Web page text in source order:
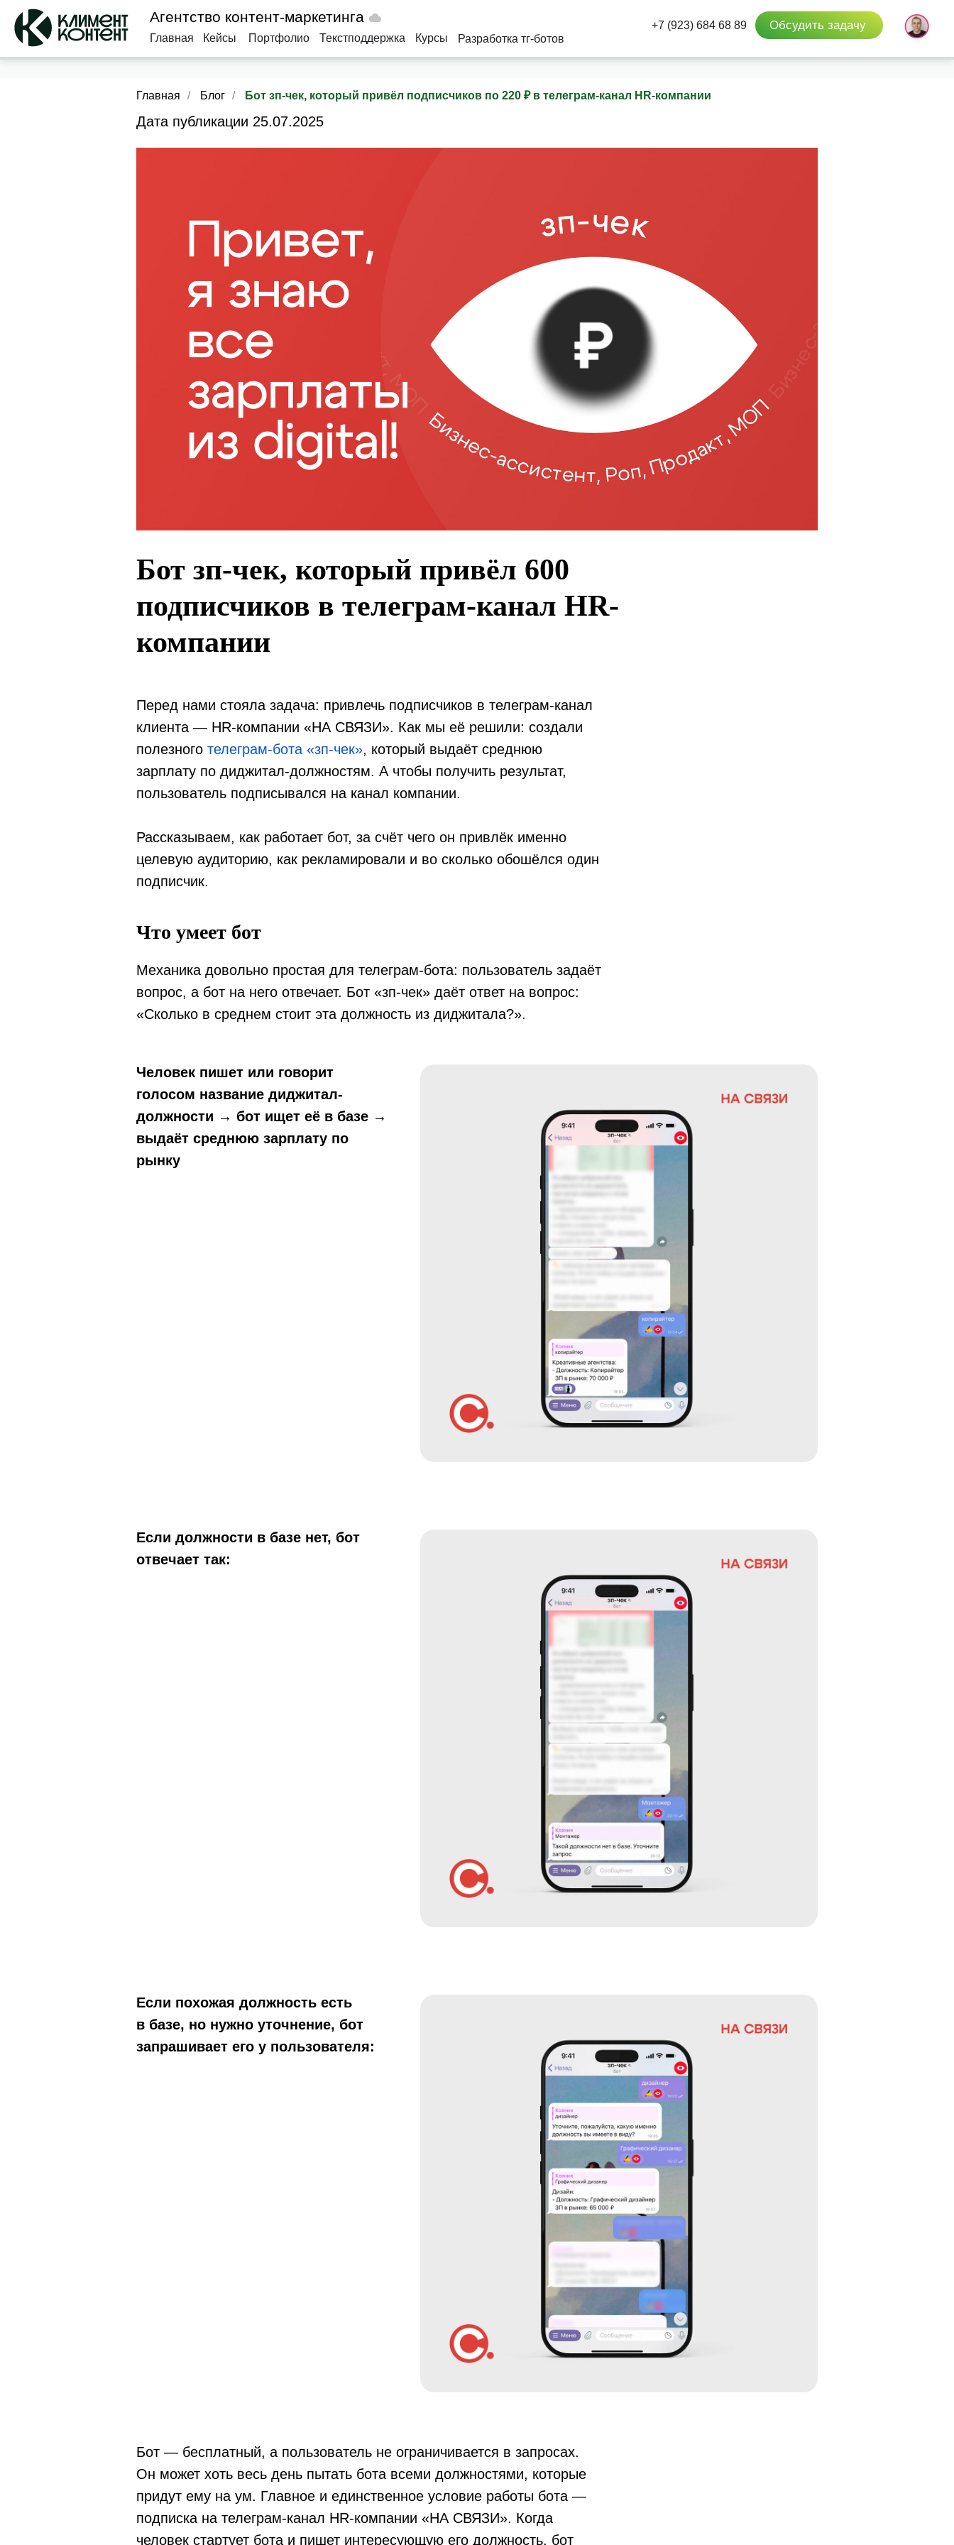
Агентство контент-маркетинга
Главная Кейсы Портфолио Текстподдержка Разработка тг-ботов
Курсы
Обсудить задачу
+7 (923) 684 68 89
Главная / Блог / Бот зп-чек, который привёл подписчиков по 220 ₽ в телеграм-канал HR-компании
Дата публикации 25.07.2025
Бот зп-чек, который привёл 600
подписчиков в телеграм-канал HR-
компании
Перед нами стояла задача: привлечь подписчиков в телеграм-канал
клиента — HR-компании «НА СВЯЗИ». Как мы её решили: создали
полезного телеграм-бота «зп-чек», который выдаёт среднюю
зарплату по диджитал-должностям. А чтобы получить результат,
пользователь подписывался на канал компании.
Рассказываем, как работает бот, за счёт чего он привлёк именно
целевую аудиторию, как рекламировали и во сколько обошёлся один
подписчик.
Что умеет бот
Механика довольно простая для телеграм-бота: пользователь задаёт
вопрос, а бот на него отвечает. Бот «зп-чек» даёт ответ на вопрос:
«Сколько в среднем стоит эта должность из диджитала?».
Человек пишет или говорит
голосом название диджитал-
должности → бот ищет её в базе →
выдаёт среднюю зарплату по
рынку
Если должности в базе нет, бот
отвечает так:
Если похожая должность есть
в базе, но нужно уточнение, бот
запрашивает его у пользователя:
Бот — бесплатный, а пользователь не ограничивается в запросах.
Он может хоть весь день пытать бота всеми должностями, которые
придут ему на ум. Главное и единственное условие работы бота —
подписка на телеграм-канал HR-компании «НА СВЯЗИ». Когда
человек стартует бота и пишет интересующую его должность, бот